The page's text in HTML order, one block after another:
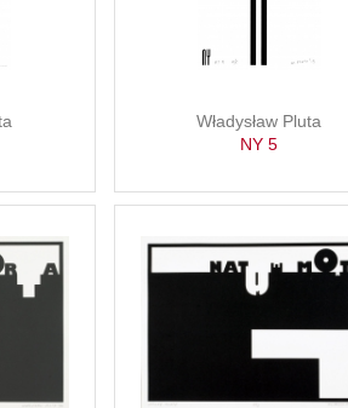
Władysław Pluta
NY 5